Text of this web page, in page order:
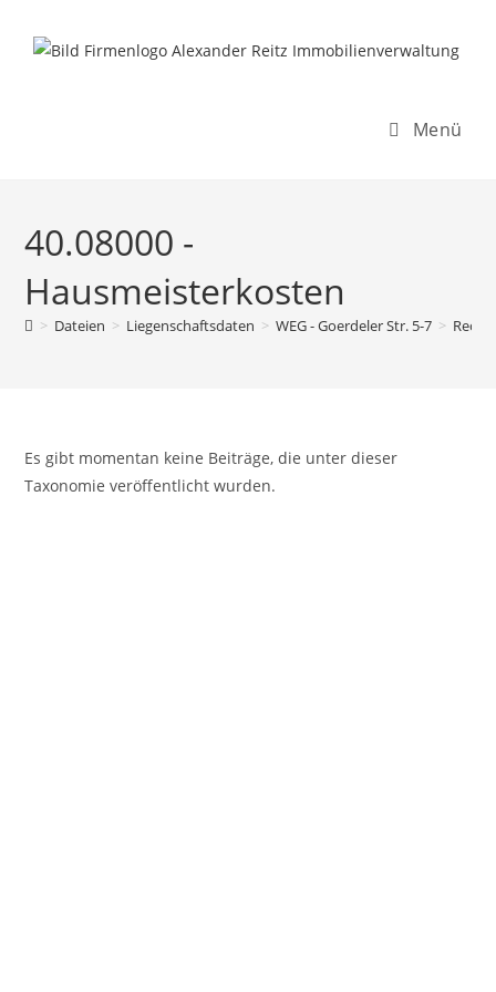
Inhalt
Menü
40.08000 -
Hausmeisterkosten
> Dateien > Liegenschaftsdaten > WEG - Goerdeler Str. 5-7 >
Es gibt momentan keine Beiträge, die unter dieser
Taxonomie veröffentlicht wurden.